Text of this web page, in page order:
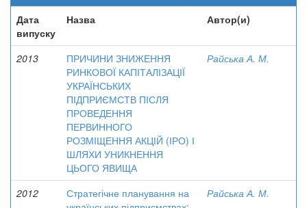
Дата
випуску
Назва Автор(и)
2013
ПРИЧИНИ ЗНИЖЕННЯ
РИНКОВОЇ КАПІТАЛІЗАЦІЇ
УКРАЇНСЬКИХ
ПІДПРИЄМСТВ ПІСЛЯ
ПРОВЕДЕННЯ
ПЕРВИННОГО
РОЗМІЩЕННЯ АКЦІЙ (ІРО) І
ШЛЯХИ УНИКНЕННЯ
ЦЬОГО ЯВИЩА
Райська А. М.
2012
Стратегічне планування на
Райська А. М.